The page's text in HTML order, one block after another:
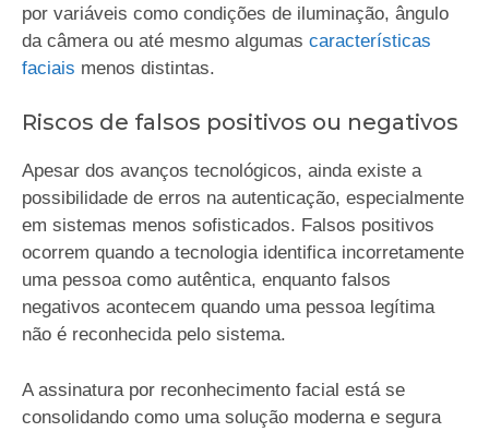
por variáveis como condições de iluminação, ângulo
da câmera ou até mesmo algumas características
faciais menos distintas.
Riscos de falsos positivos ou negativos
Apesar dos avanços tecnológicos, ainda existe a
possibilidade de erros na autenticação, especialmente
em sistemas menos sofisticados. Falsos positivos
ocorrem quando a tecnologia identifica incorretamente
uma pessoa como autêntica, enquanto falsos
negativos acontecem quando uma pessoa legítima
não é reconhecida pelo sistema.
A assinatura por reconhecimento facial está se
consolidando como uma solução moderna e segura